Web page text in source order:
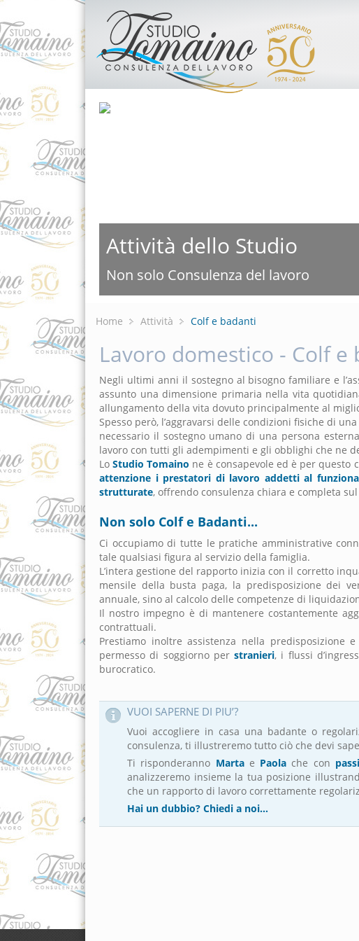
Attività dello Studio
Non solo Consulenza del lavoro
Home Attività Colf e badanti
Lavoro domestico - Colf e
Negli ultimi anni il sostegno al bisogno familiare e
assunto una dimensione primaria nella vita
allungamento della vita dovuto principalmente al
Spesso però, l’aggravarsi delle condizioni fisiche di
necessario il sostegno umano di una persona
lavoro con tutti gli adempimenti e gli obblighi che ne
Lo Studio Tomaino ne è consapevole ed è per questo
attenzione i prestatori di lavoro addetti al
strutturate, offrendo consulenza chiara e completa
Non solo Colf e Badanti...
Ci occupiamo di tutte le pratiche amministrative
tale qualsiasi figura al servizio della famiglia.
L’intera gestione del rapporto inizia con il corretto
mensile della busta paga, la predisposizione dei
annuale, sino al calcolo delle competenze di
Il nostro impegno è di mantenere costantemente
contrattuali.
Prestiamo inoltre assistenza nella
permesso di soggiorno perstranieri, i flussi
burocratico.
VUOI SAPERNE DI PIU’?
Vuoi accogliere in casa una badante o
consulenza, ti illustreremo tutto ciò che devi
Ti risponderanno Martae Paola che con
analizzeremo insieme la tua posizione
che un rapporto di lavoro correttamente
Hai un dubbio? Chiedi a noi…